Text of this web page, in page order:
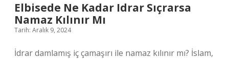
Elbisede Ne Kadar Idrar Sıçrarsa
Namaz Kılınır Mı
Tarih: Aralık 9, 2024
İdrar damlamış iç çamaşırı ile namaz kılınır mı? İslam,